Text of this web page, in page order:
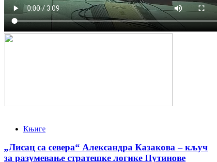
Књиге
„Лисац са севера“ Александра Казакова – кључ
за разумевање стратешке логике Путинове